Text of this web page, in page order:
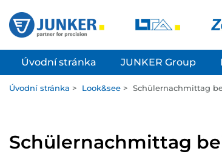
Úvodní stránka JUNKER Group
Úvodní stránka > Look&see > Schülernachmittag
Schülernachmittag